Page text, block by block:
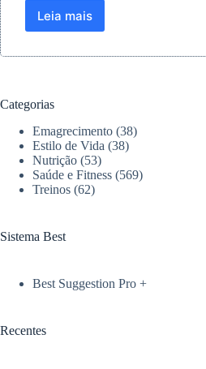
Leia maisCheesecake
de
seu
pré-
treino
Categorias
Emagrecimento (38)
Estilo de Vida (38)
Nutrição (53)
Saúde e Fitness (569)
Treinos (62)
Sistema Best
Best Suggestion Pro +
Recentes